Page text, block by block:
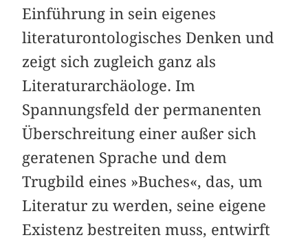
Einführung in sein eigenes
literaturontologisches Denken und
zeigt sich zugleich ganz als
Literaturarchäologe. Im
Spannungsfeld der permanenten
Überschreitung einer außer sich
geratenen Sprache und dem
Trugbild eines »Buches«, das, um
Literatur zu werden, seine eigene
Existenz bestreiten muss, entwirft